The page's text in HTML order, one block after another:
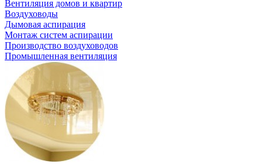
Вентиляция домов и квартир
Воздуховоды
Дымовая аспирация
Монтаж систем аспирации
Производство воздуховодов
Промышленная вентиляция